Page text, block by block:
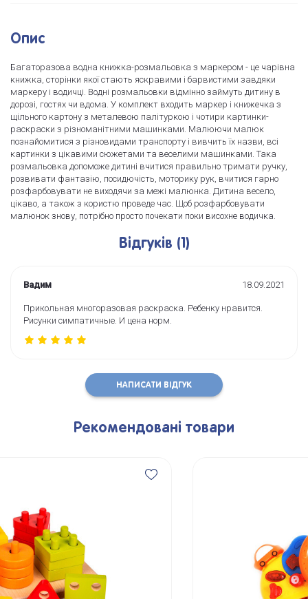
Опис
Багаторазова водна книжка-розмальовка з маркером - це чарівна
книжка, сторінки якої стають яскравими і барвистими завдяки
маркеру і водичці. Водні розмальовки відмінно займуть дитину в
дорозі, гостях чи вдома. У комплект входить маркер і книжечка з
щільного картону з металевою палітуркою і чотири картинки-
раскраски з різноманітними машинками. Малюючи малюк
познайомитися з різновидами транспорту і вивчить їх назви, всі
картинки з цікавими сюжетами та веселими машинками. Така
розмальовка допоможе дитині вчитися правильно тримати ручку,
розвивати фантазію, посидючість, моторику рук, вчитися гарно
розфарбовувати не виходячи за межі малюнка. Дитина весело,
цікаво, а також з користю проведе час. Щоб розфарбовувати
малюнок знову, потрібно просто почекати поки висохне водичка.
Відгуків (1)
Вадим 18.09.2021
Прикольная многоразовая раскраска. Ребенку нравится.
Рисунки симпатичные. И цена норм.
НАПИСАТИ ВІДГУК
Рекомендовані товари